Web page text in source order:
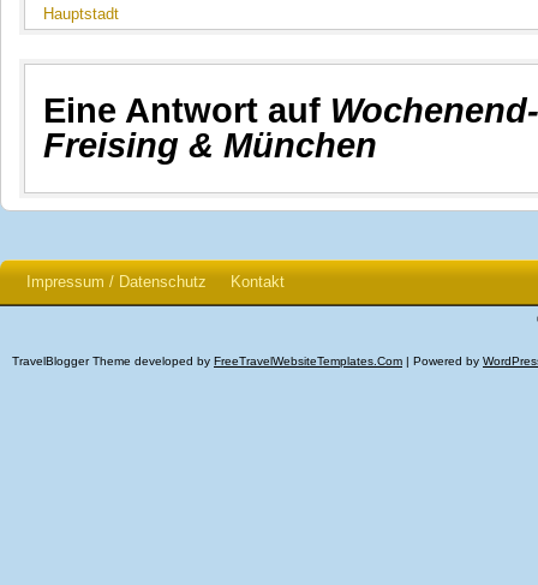
Hauptstadt
Eine Antwort auf
Freising & München
Impressum / Datenschutz Kontakt
TravelBlogger Theme developed by FreeTravelWebsiteTemplates.com | Powered by